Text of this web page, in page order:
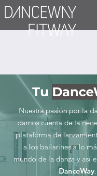
Tu
Nuestra pasión por la
darnos cuenta de la
plataforma de
a los bailarines a lo
mundo de la danza y así
DanceWay.